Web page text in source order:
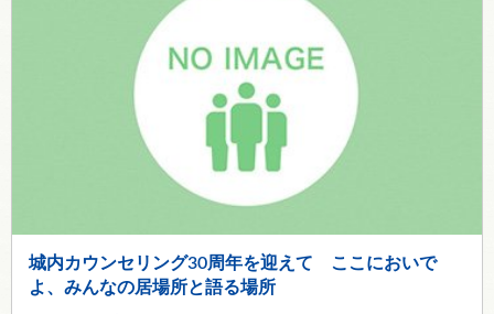
城内カウンセリング30周年を迎えて ここにおいで
よ、みんなの居場所と語る場所